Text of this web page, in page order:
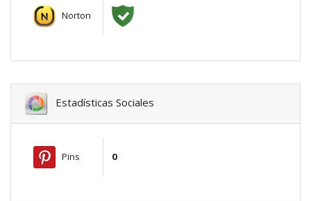
Norton
Estadísticas Sociales
Pins 0